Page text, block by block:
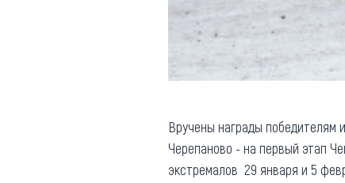
Вручены награды победителям
Черепаново - на первый этап
экстремалов 29 января и 5